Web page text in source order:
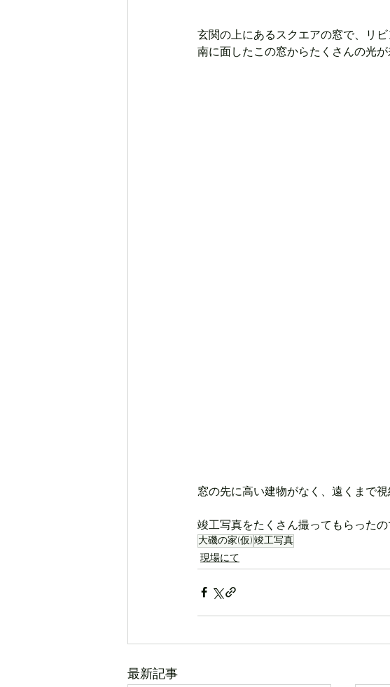
玄関の上にあるスクエアの窓で、リ
南に面したこの窓からたくさんの光
窓の先に高い建物がなく、遠くまで視
竣工写真をたくさん撮ってもらった
大磯の家(仮)竣工写真
現場にて
最新記事